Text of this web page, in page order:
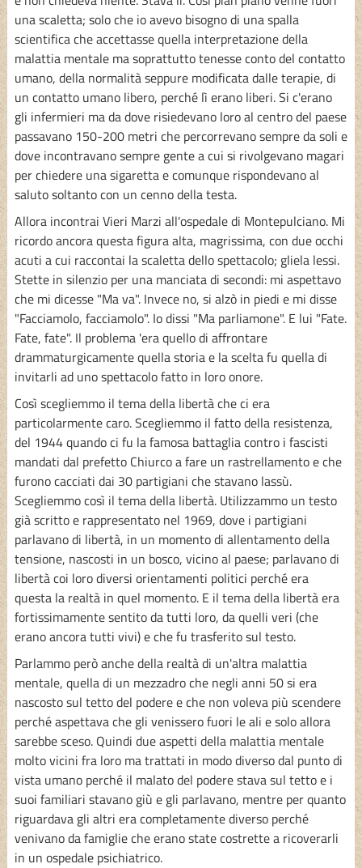
una scaletta; solo che io avevo bisogno di una spalla
scientifica che accettasse quella interpretazione della
malattia mentale ma soprattutto tenesse conto del contatto
umano, della normalità seppure modificata dalle terapie, di
un contatto umano libero, perché lì erano liberi. Si c'erano
gli infermieri ma da dove risiedevano loro al centro del paese
passavano 150-200 metri che percorrevano sempre da soli e
dove incontravano sempre gente a cui si rivolgevano magari
per chiedere una sigaretta e comunque rispondevano al
saluto soltanto con un cenno della testa.
Allora incontrai Vieri Marzi all'ospedale di Montepulciano. Mi
ricordo ancora questa figura alta, magrissima, con due occhi
acuti a cui raccontai la scaletta dello spettacolo; gliela lessi.
Stette in silenzio per una manciata di secondi: mi aspettavo
che mi dicesse "Ma va". Invece no, si alzò in piedi e mi disse
"Facciamolo, facciamolo". Io dissi "Ma parliamone". E lui "Fate.
Fate, fate". Il problema 'era quello di affrontare
drammaturgicamente quella storia e la scelta fu quella di
invitarli ad uno spettacolo fatto in loro onore.
Così scegliemmo il tema della libertà che ci era
particolarmente caro. Scegliemmo il fatto della resistenza,
del 1944 quando ci fu la famosa battaglia contro i fascisti
mandati dal prefetto Chiurco a fare un rastrellamento e che
furono cacciati dai 30 partigiani che stavano lassù.
Scegliemmo così il tema della libertà. Utilizzammo un testo
già scritto e rappresentato nel 1969, dove i partigiani
parlavano di libertà, in un momento di allentamento della
tensione, nascosti in un bosco, vicino al paese; parlavano di
libertà coi loro diversi orientamenti politici perché era
questa la realtà in quel momento. E il tema della libertà era
fortissimamente sentito da tutti loro, da quelli veri (che
erano ancora tutti vivi) e che fu trasferito sul testo.
Parlammo però anche della realtà di un'altra malattia
mentale, quella di un mezzadro che negli anni 50 si era
nascosto sul tetto del podere e che non voleva più scendere
perché aspettava che gli venissero fuori le ali e solo allora
sarebbe sceso. Quindi due aspetti della malattia mentale
molto vicini fra loro ma trattati in modo diverso dal punto di
vista umano perché il malato del podere stava sul tetto e i
suoi familiari stavano giù e gli parlavano, mentre per quanto
riguardava gli altri era completamente diverso perché
venivano da famiglie che erano state costrette a ricoverarli
in un ospedale psichiatrico.